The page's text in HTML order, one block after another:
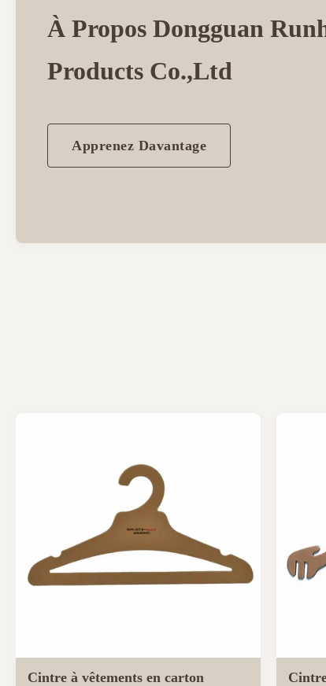
À Propos Dongguan
Products Co.,Ltd
Apprenez Davantage
Cintre à vêtements en carton